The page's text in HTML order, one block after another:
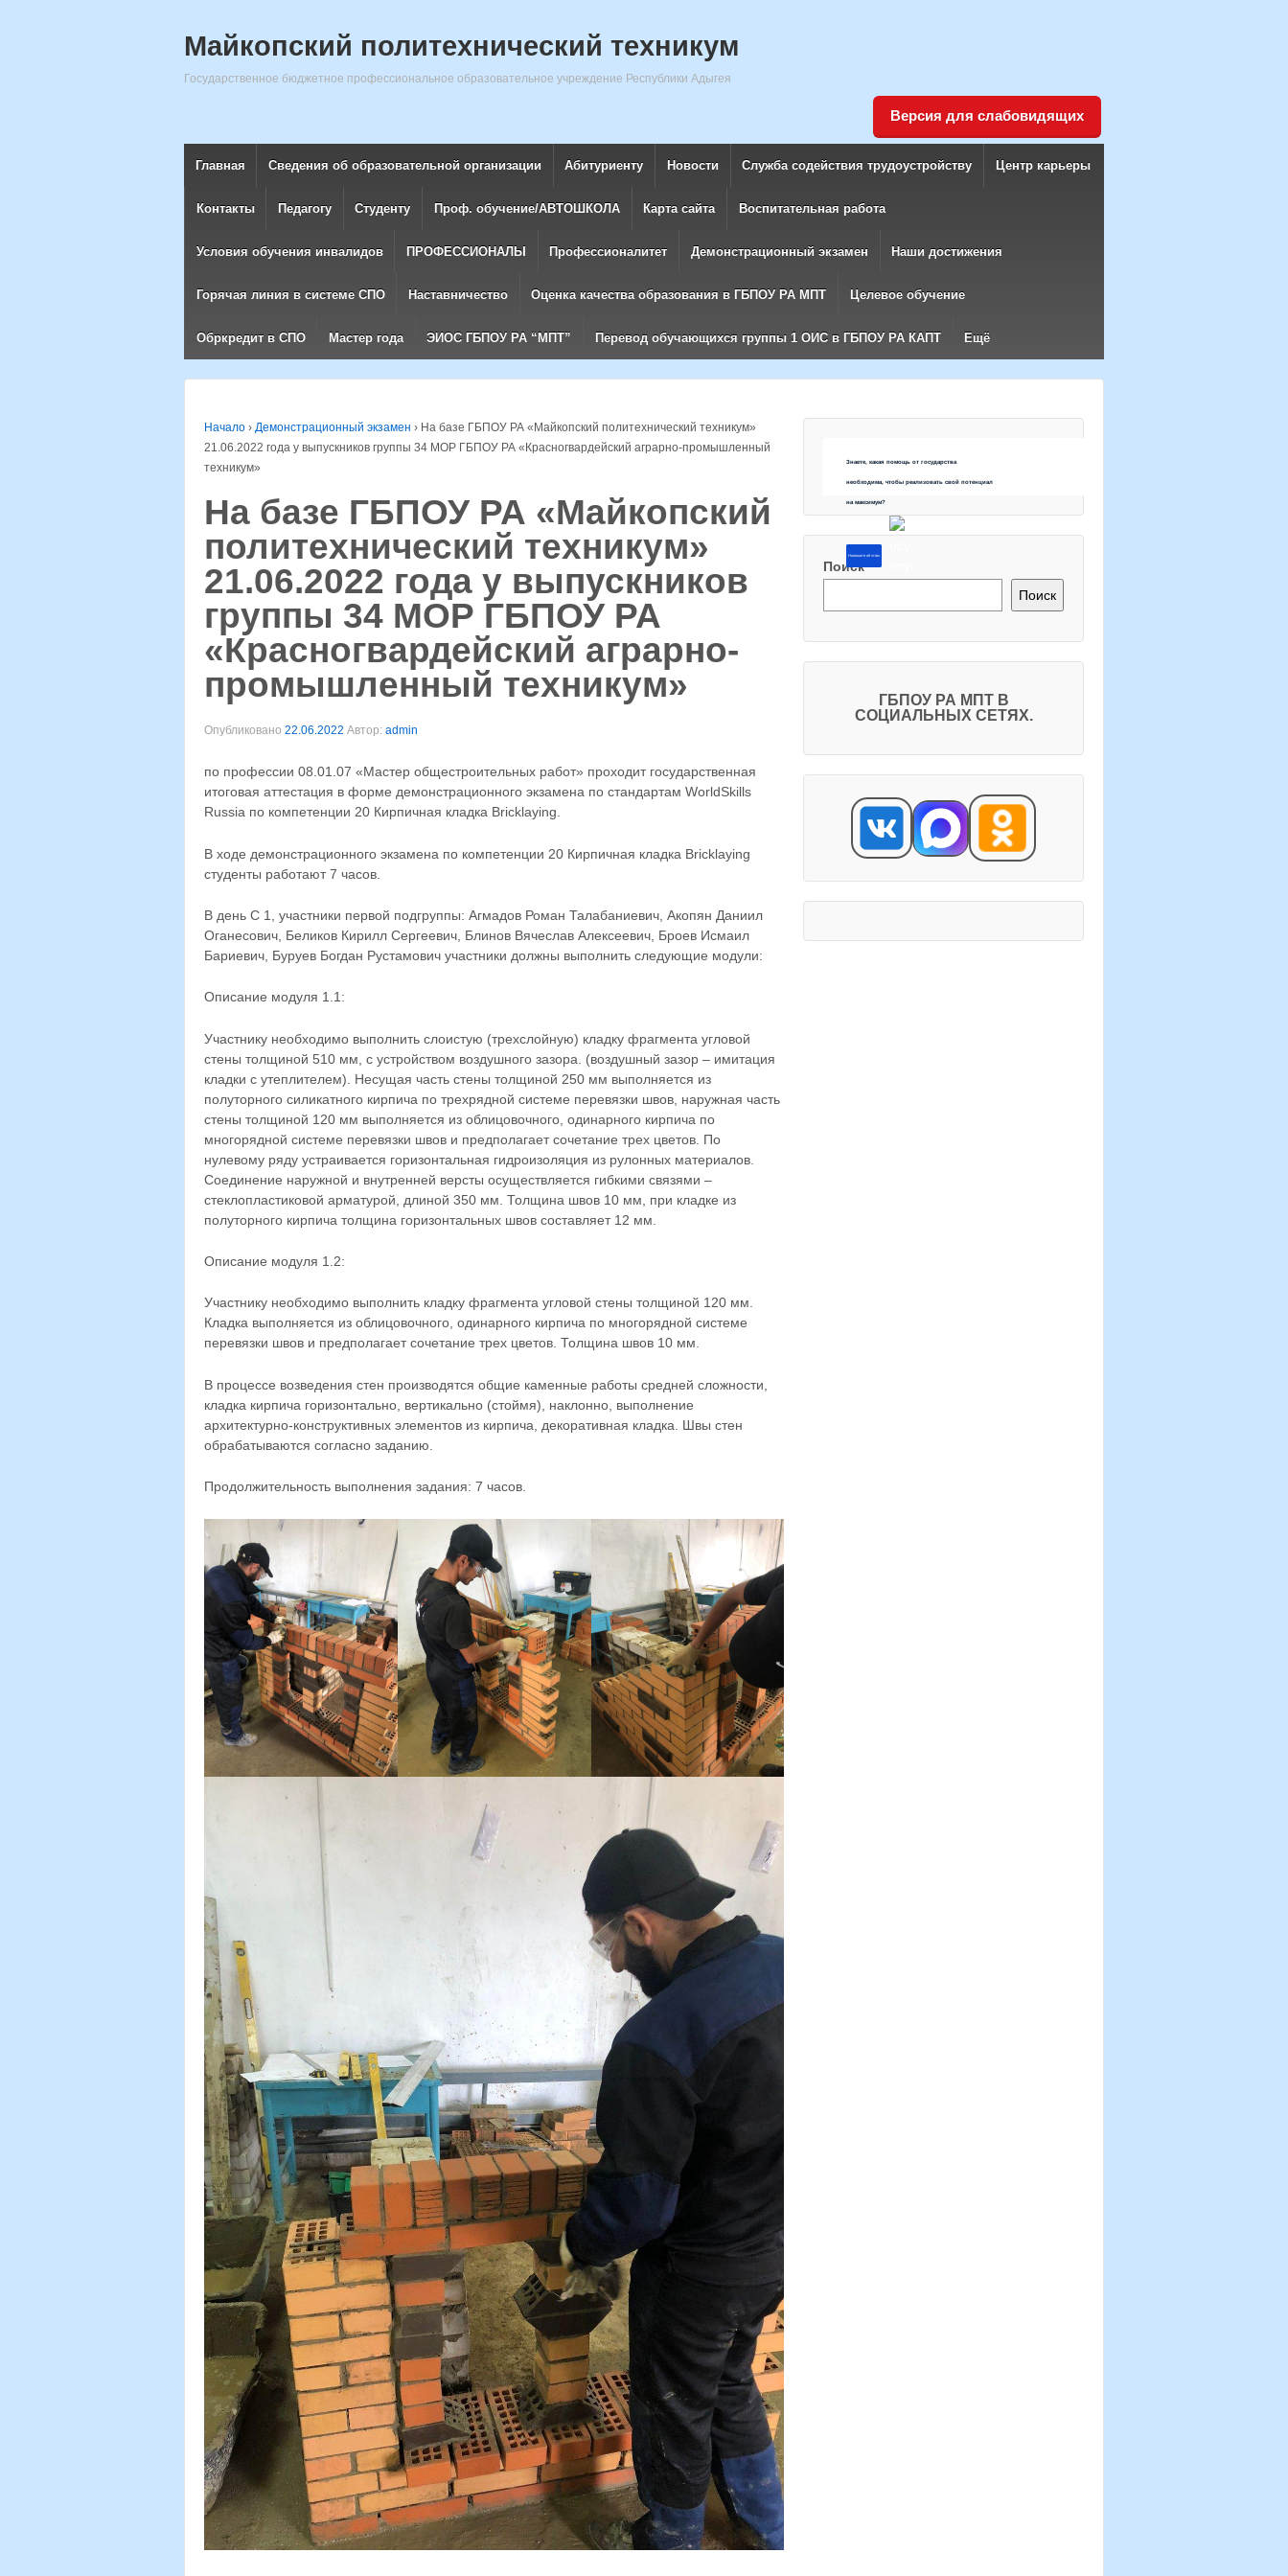
Майкопский политехнический техникум
Государственное бюджетное профессиональное образовательное учреждение Республики Адыгея
Версия для слабовидящих
Главная Сведения об образовательной организации Абитуриенту Новости Служба содействия трудоустройству Центр карьеры
Контакты Педагогу Студенту Проф. обучение/АВТОШКОЛА Карта сайта Воспитательная работа
Условия обучения инвалидов ПРОФЕССИОНАЛЫ Профессионалитет Демонстрационный экзамен Наши достижения
Горячая линия в системе СПО Наставничество Оценка качества образования в ГБПОУ РА МПТ Целевое обучение
Обркредит в СПО Мастер года ЭИОС ГБПОУ РА “МПТ” Перевод обучающихся группы 1 ОИС в ГБПОУ РА КАПТ Ещё
Начало › Демонстрационный экзамен › На базе ГБПОУ РА «Майкопский политехнический техникум»
21.06.2022 года у выпускников группы 34 МОР ГБПОУ РА «Красногвардейский аграрно-промышленный
техникум»
На базе ГБПОУ РА «Майкопский
политехнический техникум»
21.06.2022 года у выпускников
группы 34 МОР ГБПОУ РА
«Красногвардейский аграрно-
промышленный техникум»
Опубликовано 22.06.2022 Автор: admin
по профессии 08.01.07 «Мастер общестроительных работ» проходит государственная
итоговая аттестация в форме демонстрационного экзамена по стандартам WorldSkills
Russia по компетенции 20 Кирпичная кладка Bricklaying.
В ходе демонстрационного экзамена по компетенции 20 Кирпичная кладка Bricklaying
студенты работают 7 часов.
В день С 1, участники первой подгруппы: Агмадов Роман Талабаниевич, Акопян Даниил
Оганесович, Беликов Кирилл Сергеевич, Блинов Вячеслав Алексеевич, Броев Исмаил
Бариевич, Буруев Богдан Рустамович участники должны выполнить следующие модули:
Описание модуля 1.1:
Участнику необходимо выполнить слоистую (трехслойную) кладку фрагмента угловой
стены толщиной 510 мм, с устройством воздушного зазора. (воздушный зазор – имитация
кладки с утеплителем). Несущая часть стены толщиной 250 мм выполняется из
полуторного силикатного кирпича по трехрядной системе перевязки швов, наружная часть
стены толщиной 120 мм выполняется из облицовочного, одинарного кирпича по
многорядной системе перевязки швов и предполагает сочетание трех цветов. По
нулевому ряду устраивается горизонтальная гидроизоляция из рулонных материалов.
Соединение наружной и внутренней версты осуществляется гибкими связями –
стеклопластиковой арматурой, длиной 350 мм. Толщина швов 10 мм, при кладке из
полуторного кирпича толщина горизонтальных швов составляет 12 мм.
Описание модуля 1.2:
Участнику необходимо выполнить кладку фрагмента угловой стены толщиной 120 мм.
Кладка выполняется из облицовочного, одинарного кирпича по многорядной системе
перевязки швов и предполагает сочетание трех цветов. Толщина швов 10 мм.
В процессе возведения стен производятся общие каменные работы средней сложности,
кладка кирпича горизонтально, вертикально (стоймя), наклонно, выполнение
архитектурно-конструктивных элементов из кирпича, декоративная кладка. Швы стен
обрабатываются согласно заданию.
Продолжительность выполнения задания: 7 часов.
Знаете, какая помощь от государства
необходима, чтобы реализовать свой потенциал
на максимум?
Напишите об этом
Поиск
Поиск
ГБПОУ РА МПТ В
СОЦИАЛЬНЫХ СЕТЯХ.